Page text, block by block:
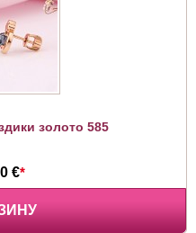
золото 585
€*